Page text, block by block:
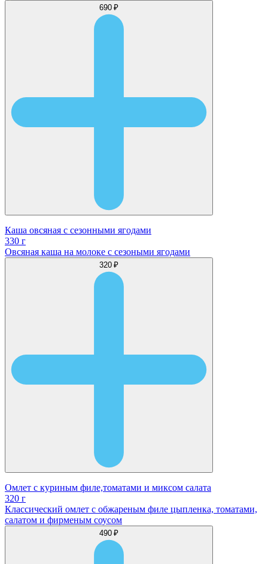
690 ₽
Каша овсяная с сезонными ягодами
330 г
Овсяная каша на молоке с сезоными ягодами
320 ₽
Омлет с куриным филе,томатами и миксом салата
320 г
Классический омлет с обжареным филе цыпленка, томатами,
салатом и фирменым соусом
490 ₽